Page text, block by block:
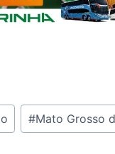
#Mato Grosso